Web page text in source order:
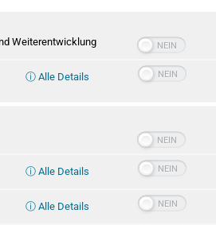
Strategien für die
Zukunft
life. Martin Lätzels
Weiterentwicklung
ⓘ Alle Details
ⓘ Alle Details
ⓘ Alle Details